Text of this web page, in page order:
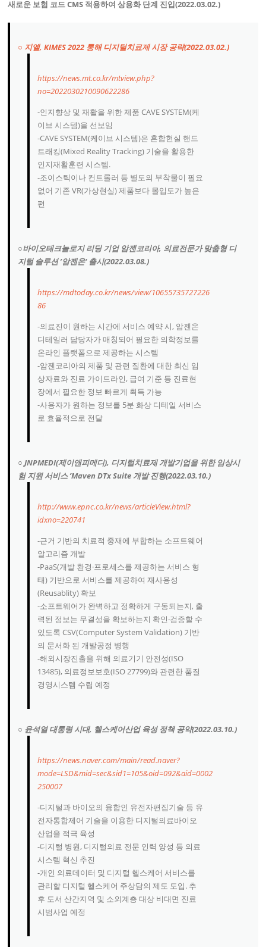
새로운 보험 코드 CMS 적용하여 상용화 단계 진입(2022.03.02.)
○ 지엘, KIMES 2022 통해 디지털치료제 시장 공략(2022.03.02.)
https://news.mt.co.kr/mtview.php?
no=2022030210090622286
-인지향상 및 재활을 위한 제품 CAVE SYSTEM(케
이브 시스템)을 선보임
-CAVE SYSTEM(케이브 시스템)은 혼합현실 핸드
트래킹(Mixed Reality Tracking) 기술을 활용한
인지재활훈련 시스템.
-조이스틱이나 컨트롤러 등 별도의 부착물이 필요
없어 기존 VR(가상현실) 제품보다 몰입도가 높은
편
○바이오테크놀로지 리딩 기업 암젠코리아, 의료전문가 맞춤형 디
지털 솔루션 ’암젠온‘ 출시(2022.03.08.)
https://mdtoday.co.kr/news/view/10655735727226
86
-의료진이 원하는 시간에 서비스 예약 시, 암젠온
디테일러 담당자가 매칭되어 필요한 의학정보를
온라인 플랫폼으로 제공하는 시스템
-암젠코리아의 제품 및 관련 질환에 대한 최신 임
상자료와 진료 가이드라인, 급여 기준 등 진료현
장에서 필요한 정보 빠르게 획득 가능
-사용자가 원하는 정보를 5분 화상 디테일 서비스
로 효율적으로 전달
○ JNPMEDI(제이앤피메디), 디지털치료제 개발기업을 위한 임상시
험 지원 서비스 ’Maven DTx Suite 개발 진행(2022.03.10.)
http://www.epnc.co.kr/news/articleView.html?
idxno=220741
-근거 기반의 치료적 중재에 부합하는 소프트웨어
알고리즘 개발
-PaaS(개발 환경·프로세스를 제공하는 서비스 형
태) 기반으로 서비스를 제공하여 재사용성
(Reusablity) 확보
-소프트웨어가 완벽하고 정확하게 구동되는지, 출
력된 정보는 무결성을 확보하는지 확인·검증할 수
있도록 CSV(Computer System Validation) 기반
의 문서화 된 개발공정 병행
-해외시장진출을 위해 의료기기 안전성(ISO
13485), 의료정보보호(ISO 27799)와 관련한 품질
경영시스템 수립 예정
○ 윤석열 대통령 시대, 헬스케어산업 육성 정책 공약(2022.03.10.)
https://news.naver.com/main/read.naver?
mode=LSD&mid=sec&sid1=105&oid=092&aid=0002
250007
-디지털과 바이오의 융합인 유전자편집기술 등 유
전자통합제어 기술을 이용한 디지털의료바이오
산업을 적극 육성
-디지털 병원, 디지털의료 전문 인력 양성 등 의료
시스템 혁신 추진
-개인 의료데이터 및 디지털 헬스케어 서비스를
관리할 디지털 헬스케어 주상담의 제도 도입. 추
후 도서 산간지역 및 소외계층 대상 비대면 진료
시범사업 예정